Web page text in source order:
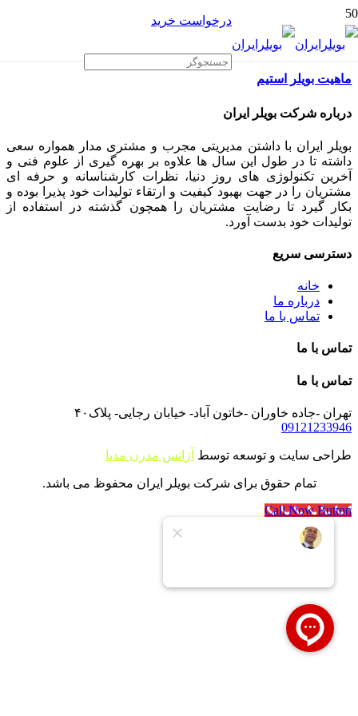
درخواست خرید
ماهیت بویلر استیم
درباره شرکت بویلر ایران
بویلر ایران با داشتن مدیریتی مجرب و مشتری مدار همواره سعی
داشته تا در طول این سال ها علاوه بر بهره گیری از علوم فنی و
آخرین تکنولوژی های روز دنیا، نظرات کارشناسانه و حرفه ای
مشتریان را در جهت بهبود کیفیت و ارتقاء تولیدات خود پذیرا بوده و
بکار گیرد تا رضایت مشتریان را همچون گذشته در استفاده از
تولیدات خود بدست آورد.
دسترسی سریع
خانه
درباره ما
تماس با ما
تماس با ما
تماس با ما
تهران -جاده خاوران -خاتون آباد- خیابان رجایی- پلاک۴۰
09121233946
طراحی سایت و توسعه توسط آژانس مدرن مدیا
تمام حقوق برای شرکت بویلر ایران محفوظ می باشد.
Call Now Button